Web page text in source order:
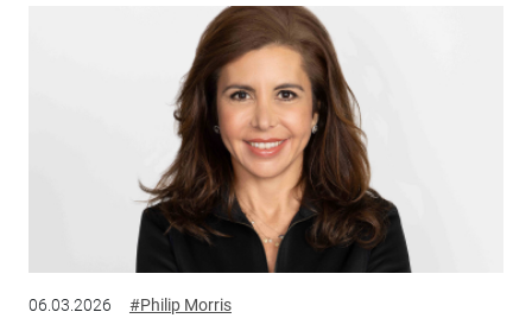
06.03.2026 #Philip Morris